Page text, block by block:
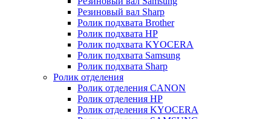
Резиновый вал Sharp
Ролик подхвата Brother
Ролик подхвата HP
Ролик подхвата KYOCERA
Ролик подхвата Samsung
Ролик подхвата Sharp
Ролик отделения
Ролик отделения CANON
Ролик отделения HP
Ролик отделения KYOCERA